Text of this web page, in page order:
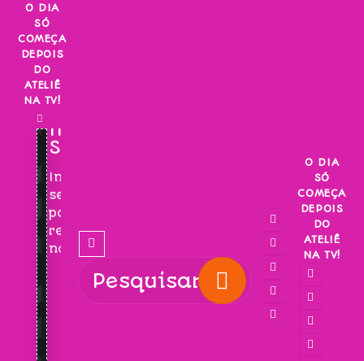
Skip
content
O DIA
SÓ
COMEÇA
DEPOIS
DO
ATELIÊ
NA TV!
INSCREVA-
SE!
Inscreva-
se
para
receber
novidades!
O DIA
SÓ
COMEÇA
DEPOIS
DO
ATELIÊ
NA TV!